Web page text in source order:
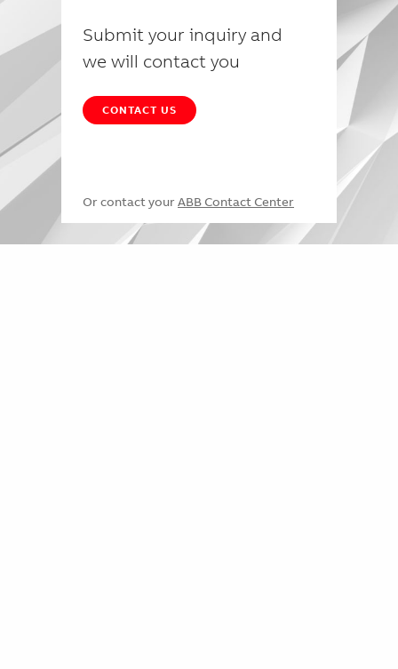
Submit your inquiry and
we will contact you
CONTACT US
Or contact your ABB Contact Center